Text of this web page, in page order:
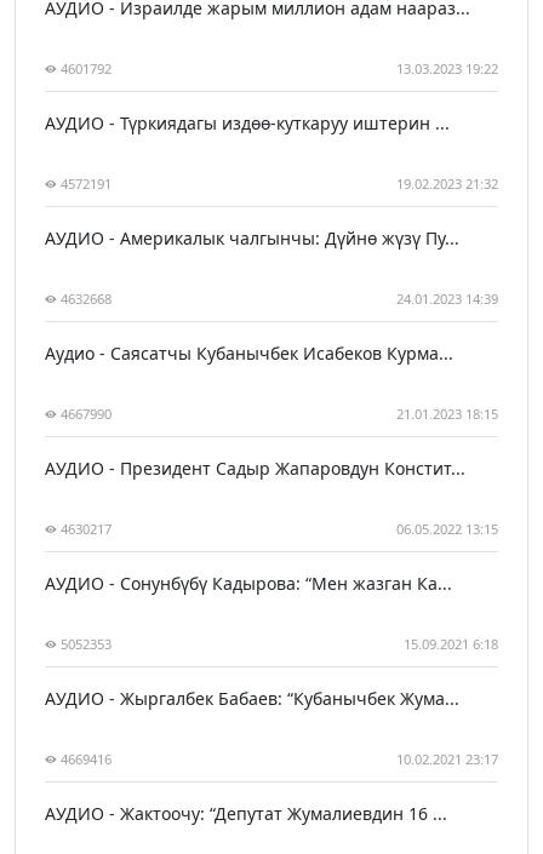
АУДИО - Израилде жарым миллион адам наараз...
4601792 13.03.2023 19:22
АУДИО - Түркиядагы издөө-куткаруу иштерин ...
4572191 19.02.2023 21:32
АУДИО - Америкалык чалгынчы: Дүйнө жүзү Пу...
4632668 24.01.2023 14:39
Аудио - Саясатчы Кубанычбек Исабеков Курма...
4667990 21.01.2023 18:15
АУДИО - Президент Садыр Жапаровдун Констит...
4630217 06.05.2022 13:15
АУДИО - Сонунбүбү Кадырова: “Мен жазган Ка...
5052353 15.09.2021 6:18
АУДИО - Жыргалбек Бабаев: “Кубанычбек Жума...
4669416 10.02.2021 23:17
АУДИО - Жактоочу: “Депутат Жумалиевдин 16 ...